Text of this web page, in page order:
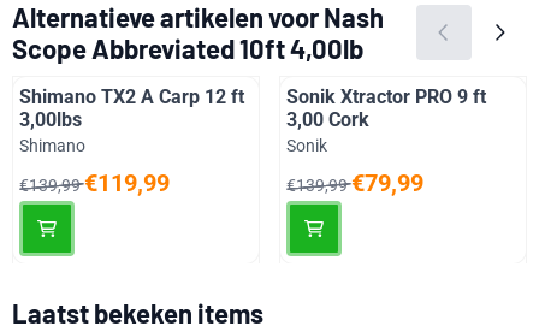
Alternatieve artikelen voorNash
Scope Abbreviated 10ft 4,00lb
Shimano TX2 A Carp 12 ft
3,00lbs
Merk:
Shimano
Van 139,99 voor 119,99
€139,99€119,99
Sonik Xtractor PRO 9 ft
3,00 Cork
Merk:
Sonik
Van 139,99 voor 79,99
€139,99€79,99
Laatst bekeken items